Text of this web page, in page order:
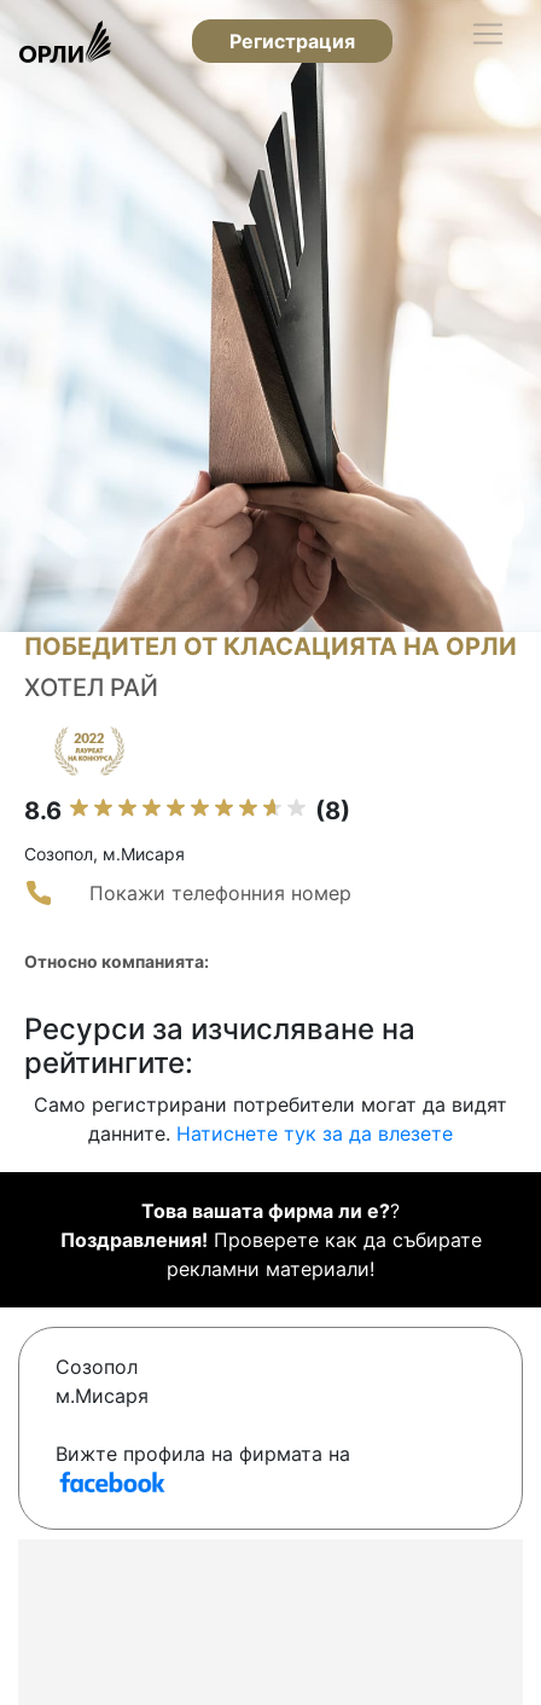
Регистрация
ПОБЕДИТЕЛ ОТ КЛАСАЦИЯТА НА ОРЛИ
ХОТЕЛ РАЙ
8.6 (8)
Созопол, м.Мисаря
Покажи телефонния номер
Относно компанията:
Ресурси за изчисляване на
рейтингите:
Само регистрирани потребители могат да видят
данните. Натиснете тук за да влезете
Това вашата фирма ли е??
Поздравления! Проверете как да събирате
рекламни материали!
Созопол
м.Мисаря
Вижте профила на фирмата на